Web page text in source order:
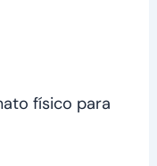
físico para